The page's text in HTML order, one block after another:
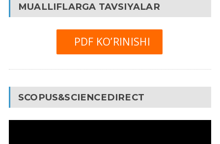
MUALLIFLARGA TAVSIYALAR
PDF KO’RINISHI
SCOPUS&SCIENCEDIRECT